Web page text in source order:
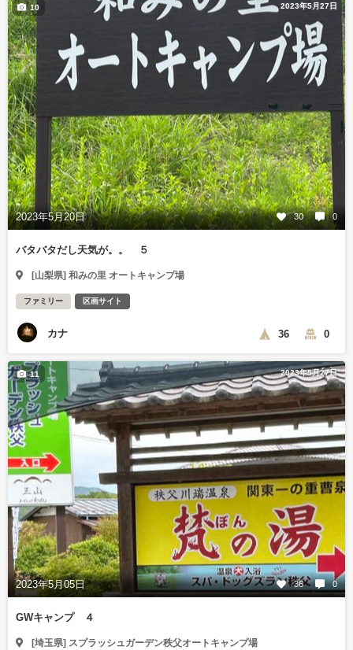
2023年5月27日
2023年5月20日 30 0
10
バタバタだし天気が。。 ５
[山梨県] 和みの里 オートキャンプ場
ファミリー 区画サイト
カナ 36 0
2023年5月27日
2023年5月05日 36 0
11
GWキャンプ ４
[埼玉県] スプラッシュガーデン秩父オートキャンプ場